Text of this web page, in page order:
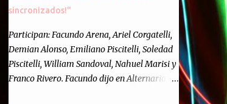
sincronizados!"
Participan: Facundo Arena, Ariel Corgatelli,
Demian Alonso, Emiliano Piscitelli, Soledad
Piscitelli, William Sandoval, Nahuel Marisi y
Franco Rivero. Facundo dijo en Alternaria :